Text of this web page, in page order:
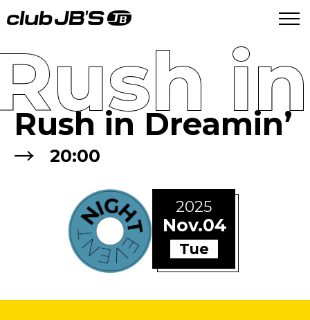
Rush in Dreamin’
→ 20:00
2025
Nov.04
Tue